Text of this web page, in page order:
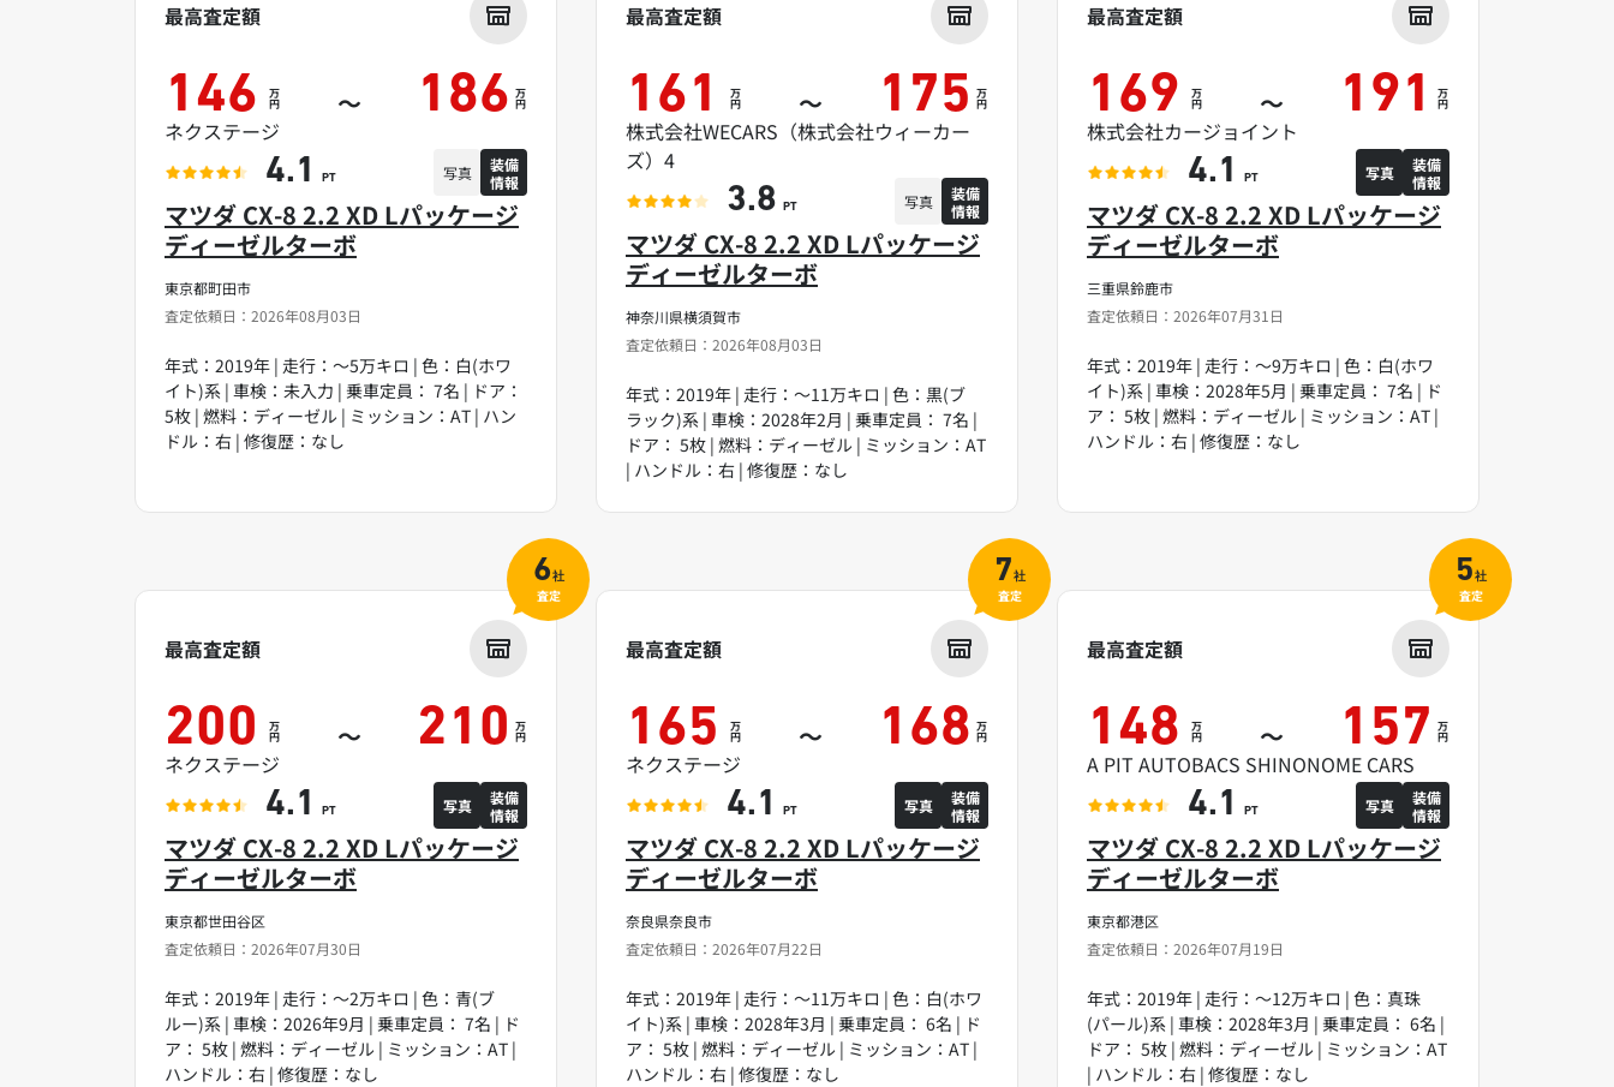
東京都町田市
査定依頼日：2026年08月03日
マツダ CX-8 2.2 XD Lパッケージ
ディーゼルターボ
年式：2019年 | 走行：～5万キロ | 色：白(ホワ
イト)系 | 車検：未入力 | 乗車定員： 7名 | ドア：
5枚 | 燃料：ディーゼル | ミッション：AT | ハン
ドル：右 | 修復歴：なし
最高査定額
146 万
円 ～ 186 万
円
ネクステージ
4.1 PT 写真
装備
情報
神奈川県横須賀市
査定依頼日：2026年08月03日
マツダ CX-8 2.2 XD Lパッケージ
ディーゼルターボ
年式：2019年 | 走行：～11万キロ | 色：黒(ブ
ラック)系 | 車検：2028年2月 | 乗車定員： 7名 |
ドア： 5枚 | 燃料：ディーゼル | ミッション：AT
| ハンドル：右 | 修復歴：なし
最高査定額
161 万
円 ～ 175 万
円
株式会社WECARS（株式会社ウィーカー
ズ）4
3.8 PT 写真
装備
情報
三重県鈴鹿市
査定依頼日：2026年07月31日
マツダ CX-8 2.2 XD Lパッケージ
ディーゼルターボ
年式：2019年 | 走行：～9万キロ | 色：白(ホワ
イト)系 | 車検：2028年5月 | 乗車定員： 7名 | ド
ア： 5枚 | 燃料：ディーゼル | ミッション：AT |
ハンドル：右 | 修復歴：なし
最高査定額
169 万
円 ～ 191 万
円
株式会社カージョイント
4.1 PT 写真
装備
情報
東京都世田谷区
査定依頼日：2026年07月30日
マツダ CX-8 2.2 XD Lパッケージ
ディーゼルターボ
年式：2019年 | 走行：～2万キロ | 色：青(ブ
ルー)系 | 車検：2026年9月 | 乗車定員： 7名 | ド
ア： 5枚 | 燃料：ディーゼル | ミッション：AT |
ハンドル：右 | 修復歴：なし
最高査定額
200 万
円 ～ 210 万
円
ネクステージ
4.1 PT 写真
装備
情報
6社
査定
奈良県奈良市
査定依頼日：2026年07月22日
マツダ CX-8 2.2 XD Lパッケージ
ディーゼルターボ
年式：2019年 | 走行：～11万キロ | 色：白(ホワ
イト)系 | 車検：2028年3月 | 乗車定員： 6名 | ド
ア： 5枚 | 燃料：ディーゼル | ミッション：AT |
ハンドル：右 | 修復歴：なし
最高査定額
165 万
円 ～ 168 万
円
ネクステージ
4.1 PT 写真
装備
情報
7社
査定
東京都港区
査定依頼日：2026年07月19日
マツダ CX-8 2.2 XD Lパッケージ
ディーゼルターボ
年式：2019年 | 走行：～12万キロ | 色：真珠
(パール)系 | 車検：2028年3月 | 乗車定員： 6名 |
ドア： 5枚 | 燃料：ディーゼル | ミッション：AT
| ハンドル：右 | 修復歴：なし
最高査定額
148 万
円 ～ 157 万
円
A PIT AUTOBACS SHINONOME CARS
4.1 PT 写真
装備
情報
5社
査定